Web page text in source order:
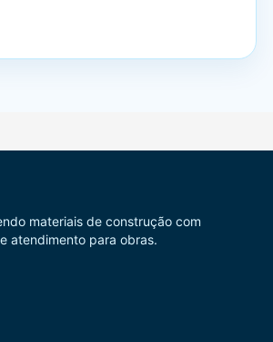
materiais de construção com
atendimento para obras.